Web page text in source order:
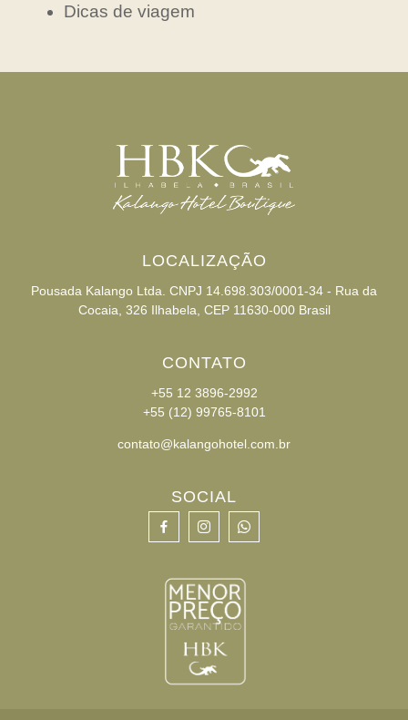
Dicas de viagem
LOCALIZAÇÃO
Pousada Kalango Ltda. CNPJ 14.698.303/0001-34 - Rua da
Cocaia, 326 Ilhabela, CEP 11630-000 Brasil
CONTATO
+55 12 3896-2992
+55 (12) 99765-8101
contato@kalangohotel.com.br
SOCIAL